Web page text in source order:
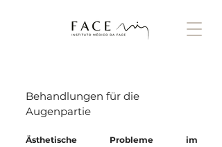
Behandlungen für die
Augenpartie
Ästhetische Probleme im